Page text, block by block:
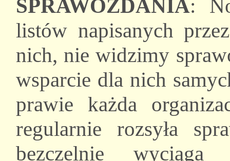
SPRAWOZDANIA:
listów napisanych
nich, nie widzimy
wsparcie dla nich
prawie każda
regularnie rozsyła
bezczelnie